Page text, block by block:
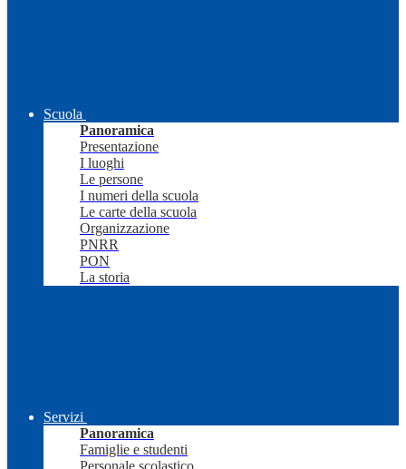
Scuola
Panoramica
Presentazione
I luoghi
Le persone
I numeri della scuola
Le carte della scuola
Organizzazione
PNRR
PON
La storia
Servizi
Panoramica
Famiglie e studenti